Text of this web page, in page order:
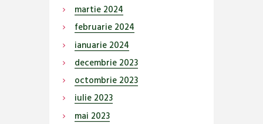
martie 2024
februarie 2024
ianuarie 2024
decembrie 2023
octombrie 2023
iulie 2023
mai 2023